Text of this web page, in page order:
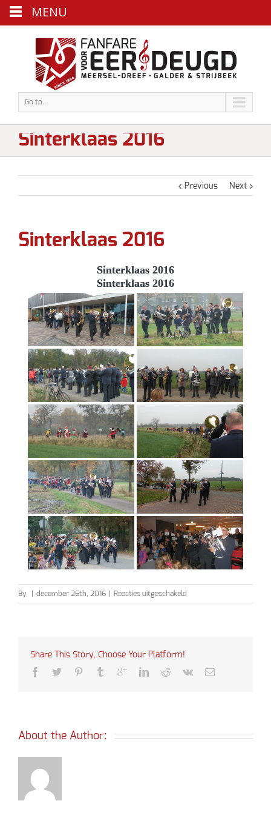
Go to...
Sinterklaas 2016
Previous Next
Sinterklaas 2016
Sinterklaas 2016
Sinterklaas 2016
By december 26th, 2016 Reacties uitgeschakeld
Sinterklaas
Share This Story, Choose Your Platform!
About the Author:
MENU